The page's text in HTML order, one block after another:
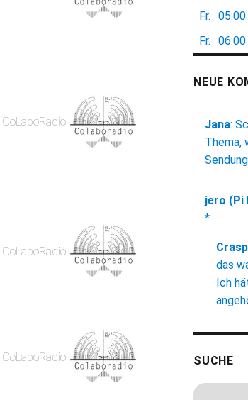
CoLaboRadio
CoLaboRadio
CoLaboRadio
Fr.
05:00
Fr.
06:00
NEUE
Jana:
Thema,
jero (Pi
*
Crasp
das
Ich
SUCHE